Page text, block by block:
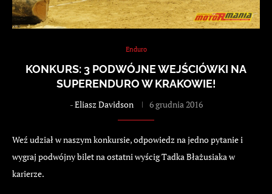
Enduro
KONKURS: 3 PODWÓJNE WEJŚCIÓWKI NA
SUPERENDURO W KRAKOWIE!
-Eliasz Davidson 6 grudnia 2016
Weź udział w naszym konkursie, odpowiedz na jedno pytanie i
wygraj podwójny bilet na ostatni wyścig Tadka Błażusiaka w
karierze.